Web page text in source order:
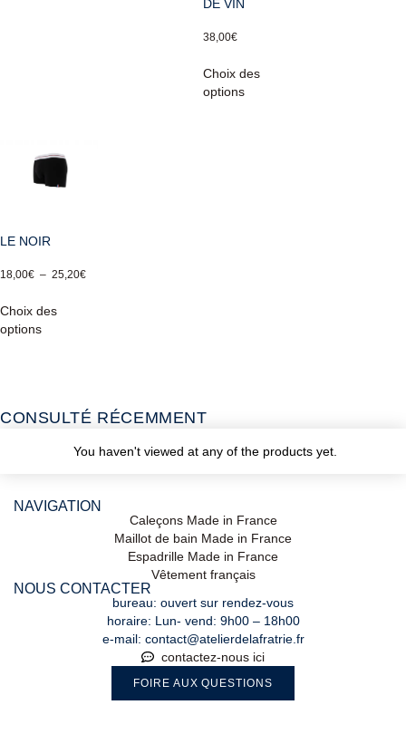
DE VIN
38,00€
Choix des
options
LE NOIR
18,00€ – 25,20€
Choix des
options
CONSULTÉ RÉCEMMENT
You haven't viewed at any of the products yet.
NAVIGATION
Caleçons Made in France
Maillot de bain Made in France
Espadrille Made in France
Vêtement français
NOUS CONTACTER
bureau: ouvert sur rendez-vous
horaire: Lun- vend: 9h00 – 18h00
e-mail: contact@atelierdelafratrie.fr
contactez-nous ici
FOIRE AUX QUESTIONS